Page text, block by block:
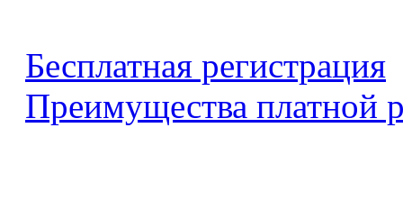
Бесплатная регистрация
Преимущества платной